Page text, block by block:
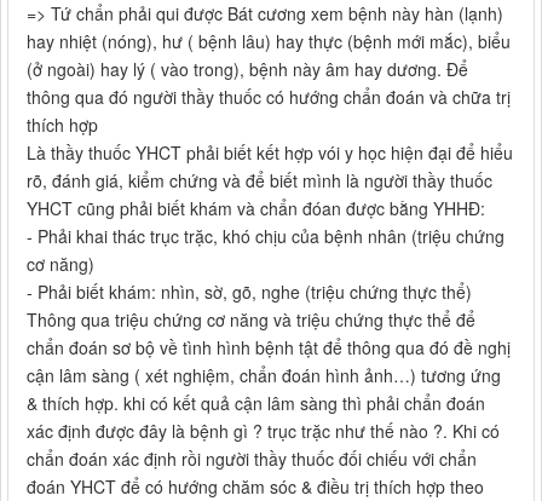
=> Tứ chẩn phải qui được Bát cương xem bệnh này hàn (lạnh)
hay nhiệt (nóng), hư ( bệnh lâu) hay thực (bệnh mới mắc), biểu
(ở ngoài) hay lý ( vào trong), bệnh này âm hay dương. Để
thông qua đó người thầy thuốc có hướng chẩn đoán và chữa trị
thích hợp
Là thầy thuốc YHCT phải biết kết hợp vói y học hiện đại để hiểu
rõ, đánh giá, kiểm chứng và để biết mình là người thầy thuốc
YHCT cũng phải biết khám và chẩn đóan được bằng YHHĐ:
- Phải khai thác trục trặc, khó chịu của bệnh nhân (triệu chứng
cơ năng)
- Phải biết khám: nhìn, sờ, gõ, nghe (triệu chứng thực thể)
Thông qua triệu chứng cơ năng và triệu chứng thực thể để
chẩn đoán sơ bộ về tình hình bệnh tật để thông qua đó đề nghị
cận lâm sàng ( xét nghiệm, chẩn đoán hình ảnh…) tương ứng
& thích hợp. khi có kết quả cận lâm sàng thì phải chẩn đoán
xác định được đây là bệnh gì ? trục trặc như thế nào ?. Khi có
chẩn đoán xác định rồi người thầy thuốc đối chiếu với chẩn
đoán YHCT để có hướng chăm sóc & điều trị thích hợp theo